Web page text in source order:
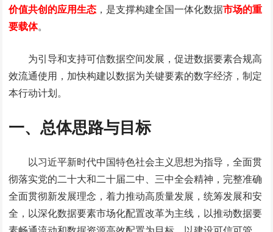
价值共创的应用生态 ，是支撑构建全国一体化数据市场的重
要载体。
为引导和支持可信数据空间发展，促进数据要素合规高
效流通使用，加快构建以数据为关键要素的数字经济，制定
本行动计划。
一、总体思路与目标
以习近平新时代中国特色社会主义思想为指导，全面贯
彻落实党的二十大和二十届二中、三中全会精神，完整准确
全面贯彻新发展理念，着力推动高质量发展，统筹发展和安
全，以深化数据要素市场化配置改革为主线，以推动数据要